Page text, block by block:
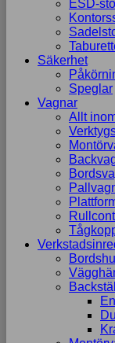
ESD-
Säkerhet
Speglar
Vagnar
Allt
Backställ